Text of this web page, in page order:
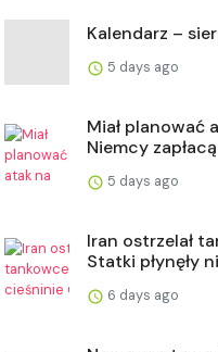
Kalendarz –
5 days ago
Miał planować
Niemcy
5 days ago
Iran ostrzelał
Statki płynęły
6 days ago